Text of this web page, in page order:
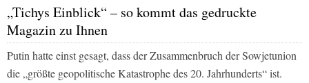
„Tichys Einblick“ – so kommt das gedruckte
Magazin zu Ihnen
Putin hatte einst gesagt, dass der Zusammenbruch der Sowjetunion
die „größte geopolitische Katastrophe des 20. Jahrhunderts“ ist.